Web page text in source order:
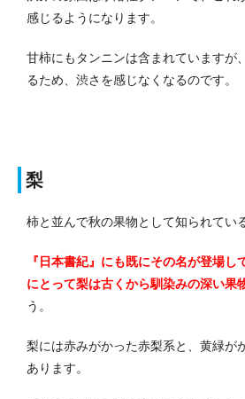
感じるようになります。
甘柿にもタンニンは含まれていますが
るため、渋さを感じなくなるのです。
梨
柿と並んで秋の果物として知られてい
『日本書紀』にも既にその名が登場し
にとって梨は古くから馴染みの深い果
う。
梨には赤みがかった赤梨系と、黄緑が
あります。